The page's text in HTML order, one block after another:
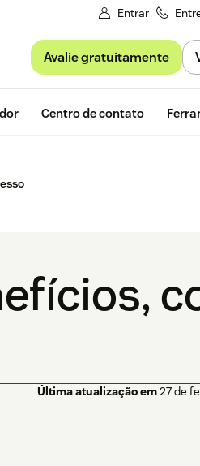
Entrar
Avalie gratuitamente
Centro de contato
Última atualização em27 de